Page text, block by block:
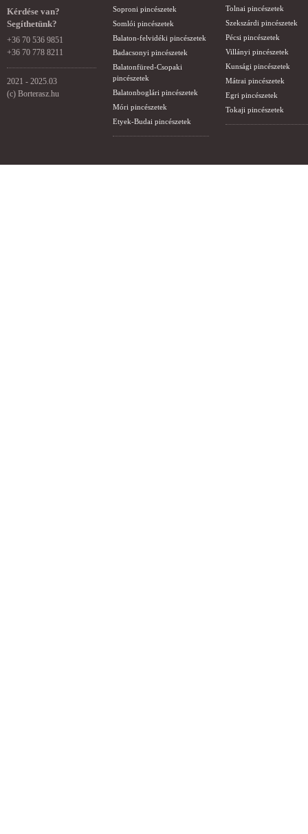
Kérdése van?
Segíthetünk?
+36 70 536 9851
+36 70 778 8211
2021 - 2025.03
(c) Borterasz.hu
Soproni pincészetek
Somlói pincészetek
Balaton-felvidéki pincészetek
Badacsonyi pincészetek
Balatonfüred-Csopaki
pincészetek
Balatonboglári pincészetek
Móri pincészetek
Etyek-Budai pincészetek
Tolnai pincészetek
Szekszárdi pincészetek
Pécsi pincészetek
Villányi pincészetek
Kunsági pincészetek
Mátrai pincészetek
Egri pincészetek
Tokaji pincészetek